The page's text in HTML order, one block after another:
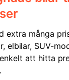
0
Automatisk